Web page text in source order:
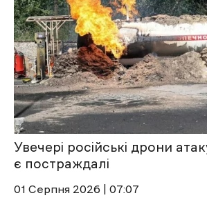
Увечері російські дрони
є постраждалі
01 Cерпня 2026 | 07:07